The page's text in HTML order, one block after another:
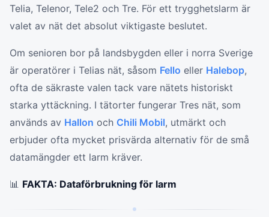
Telia, Telenor, Tele2 och Tre. För ett trygghetslarm är
valet av nät det absolut viktigaste beslutet.
Om senioren bor på landsbygden eller i norra Sverige
är operatörer i Telias nät, såsom Fello eller Halebop,
ofta de säkraste valen tack vare nätets historiskt
starka yttäckning. I tätorter fungerar Tres nät, som
används av Hallon och Chili Mobil, utmärkt och
erbjuder ofta mycket prisvärda alternativ för de små
datamängder ett larm kräver.
📊 FAKTA: Dataförbrukning för larm